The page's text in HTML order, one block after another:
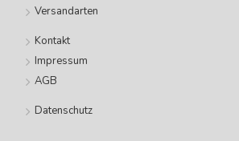
Versandarten
Kontakt
Impressum
AGB
Datenschutz